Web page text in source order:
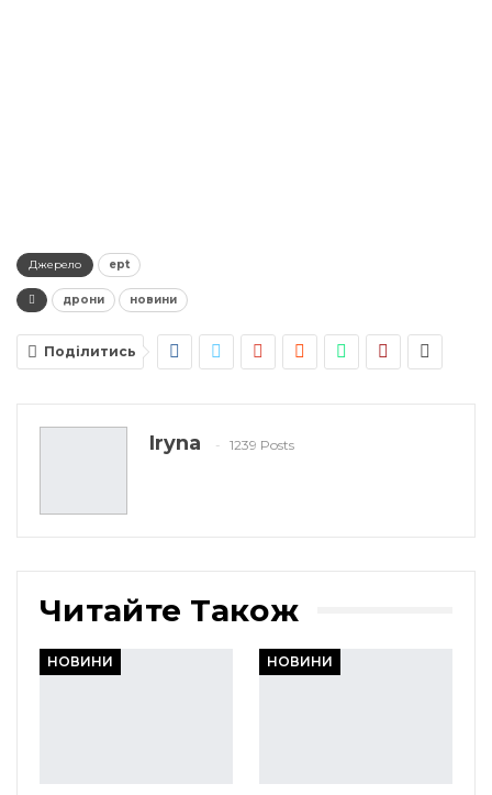
Джерело ept
дрони новини
Поділитись
Iryna 1239 Posts
Читайте Також
НОВИНИ НОВИНИ